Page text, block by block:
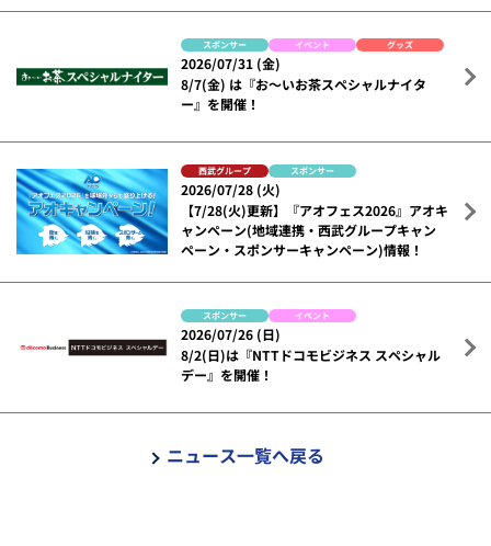
スポンサー イベント グッズ
2026/07/31 (金)
8/7(金) は『お～いお茶スペシャルナイタ
ー』を開催！
西武グループ スポンサー
2026/07/28 (火)
【7/28(火)更新】『アオフェス2026』アオキ
ャンペーン(地域連携・西武グループキャン
ペーン・スポンサーキャンペーン)情報！
スポンサー イベント
2026/07/26 (日)
8/2(日)は『NTTドコモビジネス スペシャル
デー』を開催！
ニュース一覧へ戻る